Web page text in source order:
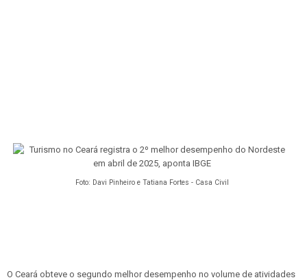
Foto: Davi Pinheiro e Tatiana Fortes - Casa Civil
O Ceará obteve o segundo melhor desempenho no volume de atividades